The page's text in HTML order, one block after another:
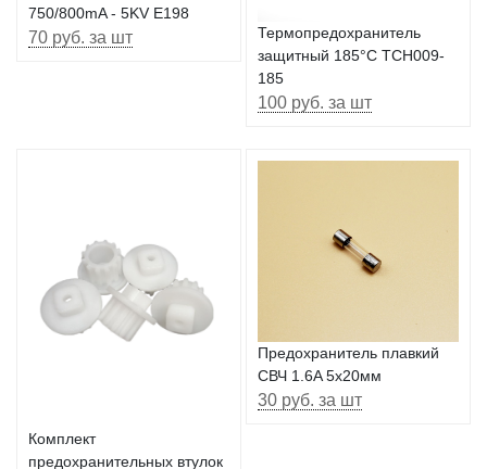
750/800mA - 5KV E198
70 руб. за шт
Термопредохранитель
защитный 185°C TCH009-
185
100 руб. за шт
Комплект
предохранительных втулок
Предохранитель плавкий
СВЧ 1.6A 5x20мм
30 руб. за шт